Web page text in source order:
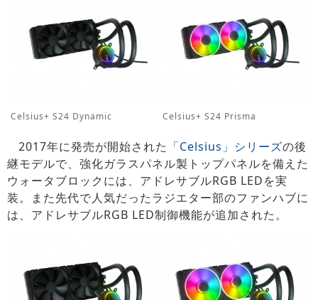
Celsius+ S24 Dynamic Celsius+ S24 Prisma
2017年に発売が開始された 「Celsius」シリーズの後
継モデルで、強化ガラスパネル製トップパネルを備えた
ウォータブロックには、アドレサブルRGB LEDを実
装。また先代で人気だったラジエター部のファンハブに
は、アドレサブルRGB LED制御機能が追加された。